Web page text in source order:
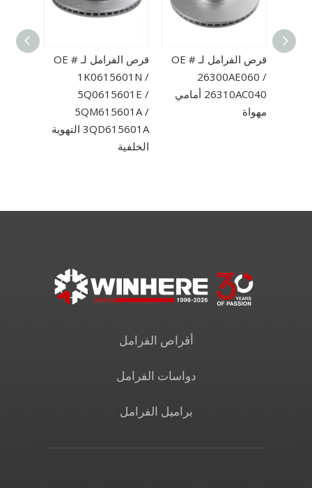
قرص الفرامل لـ OE #
1K0615601N /
5Q0615601E /
5QM615601A /
3QD615601A التهوية
الخلفية
قرص الفرامل لـ OE #
26300AE060 /
26310AC040 أمامي
مهواة
أقراص الفرامل
دواسات الفرامل
براميل الفرامل